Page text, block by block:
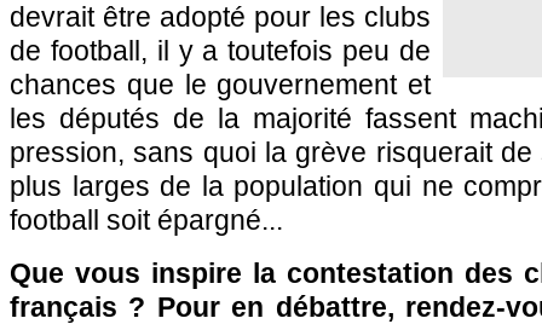
devrait être adopté pour les clubs
de football, il y a toutefois peu de
chances que le gouvernement et
les députés de la majorité fassent
pression, sans quoi la grève risquerait
plus larges de la population qui ne
football soit épargné...
Que vous inspire la contestation des
français ? Pour en débattre, rendez-